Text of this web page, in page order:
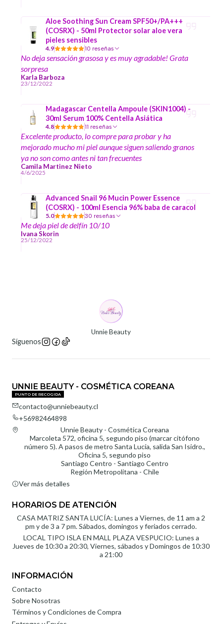
Aloe Soothing Sun Cream SPF50+/PA+++
(COSRX) - 50ml Protector solar aloe vera
pieles sensibles
4.9 10 reseñas
No deja sensación grasosa y es muy agradable! Grata
sorpresa
Karla Barboza
23/12/2022
Madagascar Centella Ampoule (SKIN1004) -
30ml Serum 100% Centella Asiática
4.8 11 reseñas
Excelente producto, lo compre para probar y ha
mejorado mucho mi piel aunque siguen saliendo granos
ya no son como antes ni tan frecuentes
Camila Martinez Nieto
4/6/2025
Advanced Snail 96 Mucin Power Essence
(COSRX) - 100ml Esencia 96% baba de caracol
5.0 30 reseñas
Me deja piel de delfín 10/10
Ivana Skorin
25/12/2022
Unnie Beauty
Síguenos
UNNIE BEAUTY - COSMÉTICA COREANA
PUNTO DE RECOGIDA
contacto@unniebeauty.cl
+56982464898
Unnie Beauty - Cosmética Coreana
Marcoleta 572, oficina 5, segundo piso (marcar citófono
número 5). A pasos de metro Santa Lucía, salida San Isidro.,
Oficina 5, segundo piso
Santiago Centro - Santiago Centro
Región Metropolitana - Chile
Ver más detalles
HORARIOS DE ATENCIÓN
CASA MATRIZ SANTA LUCÍA: Lunes a Viernes, de 11 am a 2
pm y de 3 a 7 pm. Sábados, domingos y feriados cerrado.
LOCAL TIPO ISLA EN MALL PLAZA VESPUCIO: Lunes a
Jueves de 10:30 a 20:30, Viernes, sábados y Domingos de 10:30
a 21:00
INFORMACIÓN
Contacto
Sobre Nosotras
Términos y Condiciones de Compra